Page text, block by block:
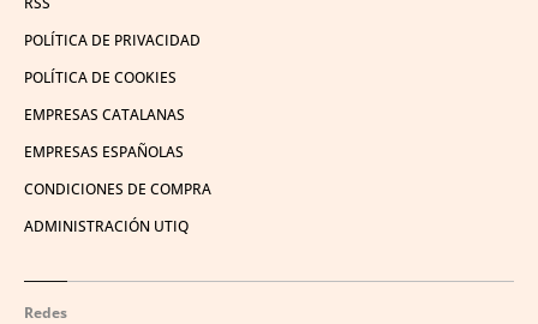
POLÍTICA DE PRIVACIDAD
POLÍTICA DE COOKIES
EMPRESAS CATALANAS
EMPRESAS ESPAÑOLAS
CONDICIONES DE COMPRA
ADMINISTRACIÓN UTIQ
Redes